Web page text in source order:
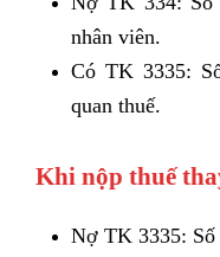
nhân viên.
Có TK 3335:
quan thuế.
Khi nộp thuế
Nợ TK 3335: